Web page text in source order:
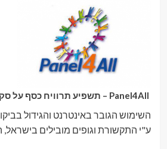
השימוש הגובר באינטרנט והגידול
ע"י התקשורת וגופים מובילים בישראל,